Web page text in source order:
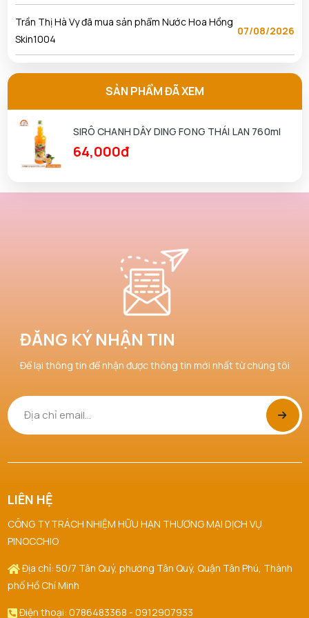
Trần Thị Hà Vy đã mua sản phẩm Nước Hoa Hồng
Skin1004
07/08/2026
Ngô Thủy Phương Tâm đã mua sản phẩm Son
Nguyễn Anh Khương đã mua sản phẩm Son Kem Lì
3CE Sepia
07/08/2026
Nguyễn Kha đã mua sản phẩm Nước Hoa Hồng
Skin1004
Phan Thị Hồng Thảo đã mua sản phẩm Nước Hoa
Hồng Skin1004
Lâm Nguyễn Nhật Hoàng đã mua sản phẩm Tẩy
Nguyễn Phát đã mua sản phẩm Smoothie Tẩy Da
07/08/2026
Da Chết Dove
Trần Thị Hà Vy đã mua sản phẩm Nước Hoa Hồng
Skin1004
07/08/2026
Ngô Thủy Phương Tâm đã mua sản phẩm Son
Kem Lì 3CE Sepia
SẢN PHẨM ĐÃ XEM
SIRÔ CHANH DÂY DING FONG THÁI LAN 760ml
64,000đ
ĐĂNG KÝ NHẬN TIN
Để lại thông tin để nhận được thông tin mới nhất từ chúng tôi
LIÊN HỆ
CÔNG TY TRÁCH NHIỆM HỮU HẠN THƯƠNG MẠI DỊCH VỤ
PINOCCHIO
Địa chỉ: 50/7 Tân Quý, phường Tân Quý, Quận Tân Phú, Thành
phố Hồ Chí Minh
Điện thoại: 0786483368 - 0912907933